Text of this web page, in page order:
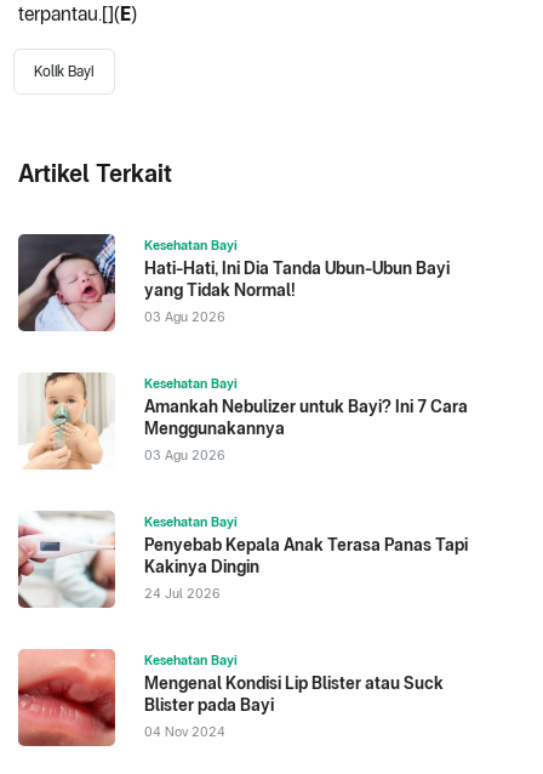
terpantau.[](E)
Kolik Bayi
Artikel Terkait
Kesehatan Bayi
Hati-Hati, Ini Dia Tanda Ubun-Ubun Bayi
yang Tidak Normal!
03 Agu 2026
Kesehatan Bayi
Amankah Nebulizer untuk Bayi? Ini 7 Cara
Menggunakannya
03 Agu 2026
Kesehatan Bayi
Penyebab Kepala Anak Terasa Panas Tapi
Kakinya Dingin
24 Jul 2026
Kesehatan Bayi
Mengenal Kondisi Lip Blister atau Suck
Blister pada Bayi
04 Nov 2024